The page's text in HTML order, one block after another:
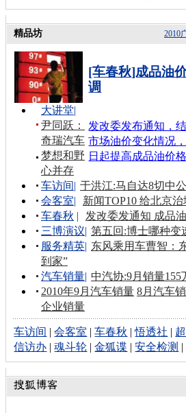
2010
精品坊
[车春秋]成品油
调
发改委发布通知，
市场油价变化情况
日起提高成品油价
大讲堂|
尹同跃：
奇瑞汽车
梦想和野
心并存
车访间| 于洪江:马自达8切中
会客室|
新闻TOP10 给北京
车春秋 |
发改委发通知 成品
三博演议| 第五回:博士哪种变
服务精英| 东风乘用车曹智：
到家”
汽车销量| 中汽协:9月销量155
2010年9月汽车销量 8月汽车
企业销量
车访间 |会客室 |车春秋 |悟透社 |
信访办 |魂斗轮 |金狐谍 |安全检测 |